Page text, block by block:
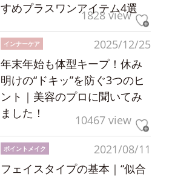
すめプラスワンアイテム4選
1828 view
2025/12/25
インナーケア
年末年始も体型キープ！休み
明けの“ドキッ”を防ぐ3つのヒ
ント｜美容のプロに聞いてみ
ました！
10467 view
2021/08/11
ポイントメイク
フェイスタイプの基本｜“似合